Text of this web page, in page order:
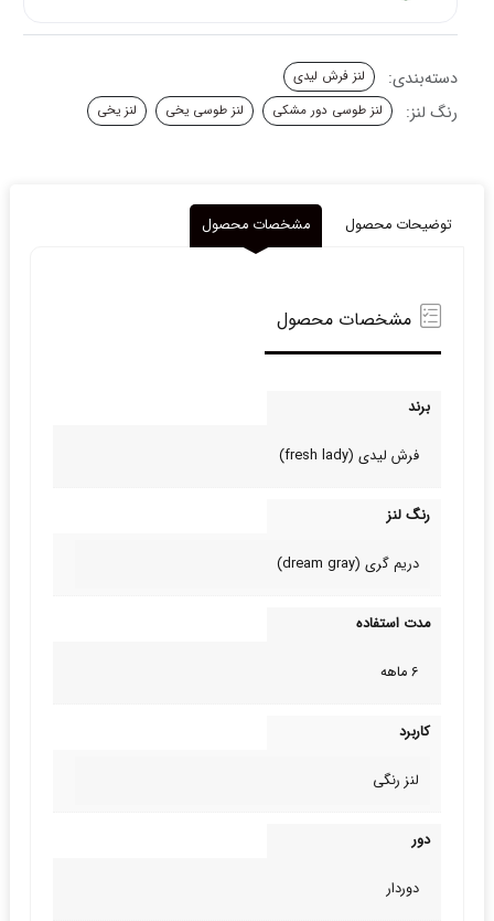
دسته‌بندی: لنز فرش لیدی
رنگ لنز: لنز طوسی دور مشکی لنز طوسی یخی لنز یخی
توضیحات محصول مشخصات محصول
مشخصات محصول
برند
فرش لیدی (fresh lady)
رنگ لنز
دریم گری (dream gray)
مدت استفاده
6 ماهه
کاربرد
لنز رنگی
دور
دوردار